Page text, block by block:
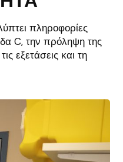
πληροφορίες
C, την πρόληψη της
εξετάσεις και τη